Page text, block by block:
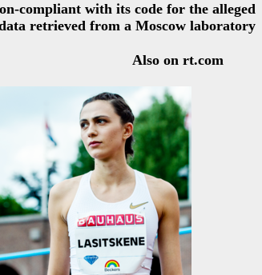
compliant with its code for the alleged
retrieved from a Moscow laboratory.
Also on rt.com